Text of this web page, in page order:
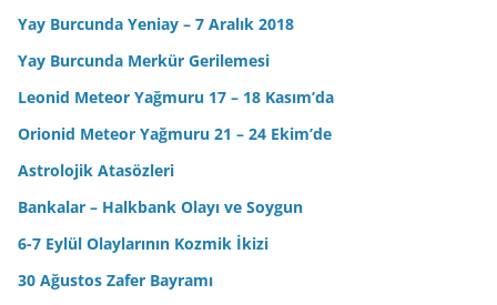
Yay Burcunda Yeniay – 7 Aralık 2018
Yay Burcunda Merkür Gerilemesi
Leonid Meteor Yağmuru 17 – 18 Kasım’da
Orionid Meteor Yağmuru 21 – 24 Ekim’de
Astrolojik Atasözleri
Bankalar – Halkbank Olayı ve Soygun
6-7 Eylül Olaylarının Kozmik İkizi
30 Ağustos Zafer Bayramı